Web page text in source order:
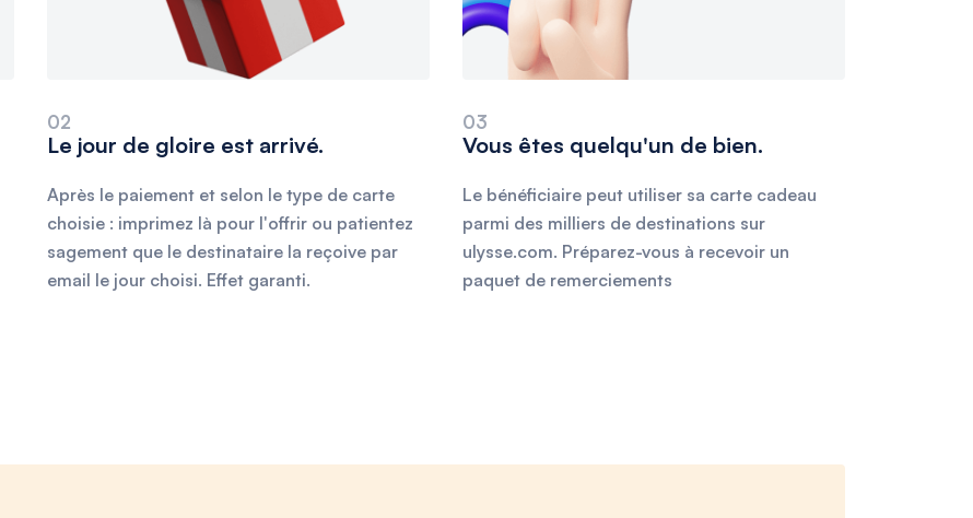
02
Le jour de gloire est arrivé.
Après le paiement et selon le type de carte
choisie : imprimez là pour l'offrir ou patientez
sagement que le destinataire la reçoive par
email le jour choisi. Effet garanti.
03
Vous êtes quelqu'un de bien.
Le bénéficiaire peut utiliser sa carte cadeau
parmi des milliers de destinations sur
ulysse.com. Préparez-vous à recevoir un
paquet de remerciements